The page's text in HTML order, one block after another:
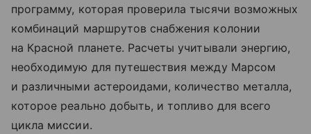
программу, которая проверила тысячи возможных
комбинаций маршрутов снабжения колонии
на Красной планете. Расчеты учитывали энергию,
необходимую для путешествия между Марсом
и различными астероидами, количество металла,
которое реально добыть, и топливо для всего
цикла миссии.